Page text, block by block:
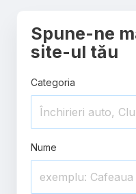
Spune-ne
site-ul tău
Categoria
Nume